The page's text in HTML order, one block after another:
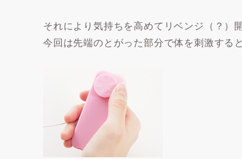
それにより気持ちを高めてリベンジ（？）開
今回は先端のとがった部分で体を刺激する